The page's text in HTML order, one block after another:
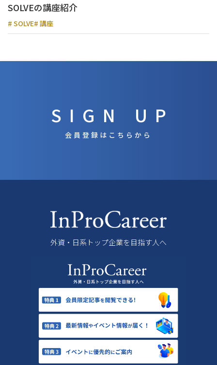
SOLVEの講座紹介
# SOLVE# 講座
SIGN UP
会員登録はこちらから
外資・日系トップ企業を目指す人へ